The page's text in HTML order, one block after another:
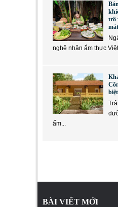
trồ
mắt
nghệ nhân ẩm thực
ẩm...
BÀI VIẾT MỚI